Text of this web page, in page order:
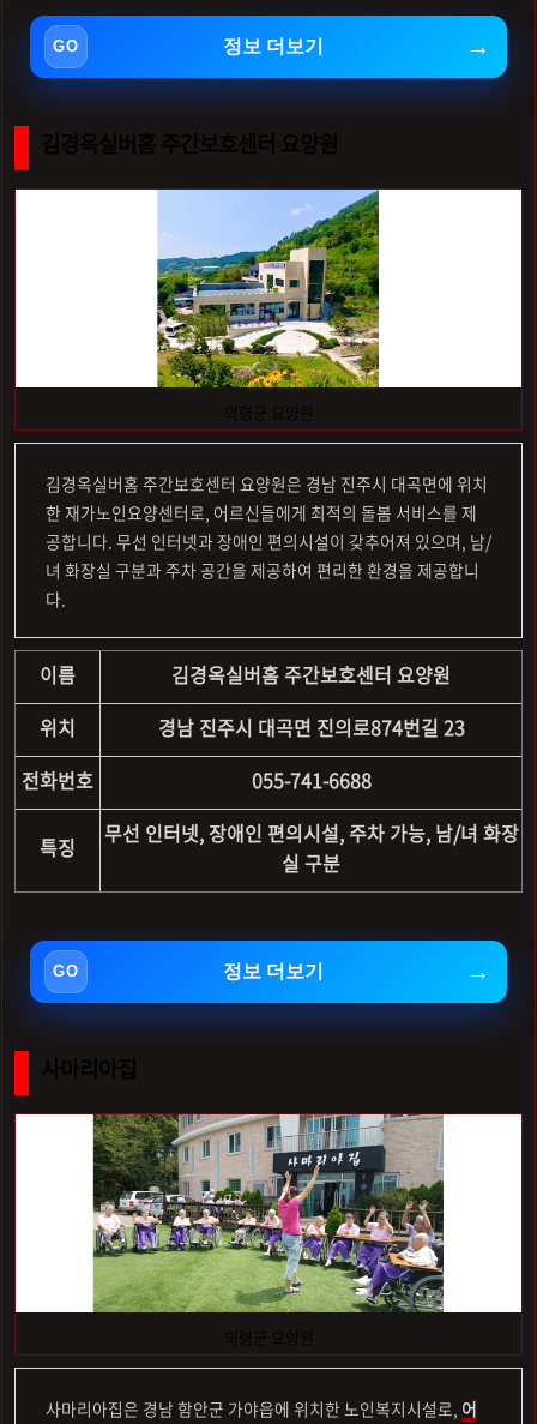
정보 더보기
김경옥실버홈 주간보호센터 요양원
의령군 요양원
김경옥실버홈 주간보호센터 요양원은 경남 진주시 대곡면에 위치
한 재가노인요양센터로, 어르신들에게 최적의 돌봄 서비스를 제
공합니다. 무선 인터넷과 장애인 편의시설이 갖추어져 있으며, 남/
녀 화장실 구분과 주차 공간을 제공하여 편리한 환경을 제공합니
다.
이름
김경옥실버홈 주간보호센터 요양원
위치
경남 진주시 대곡면 진의로874번길 23
전화번호
055-741-6688
특징
무선 인터넷, 장애인 편의시설, 주차 가능, 남/녀 화장
실 구분
정보 더보기
사마리아집
의령군 요양원
사마리아집은 경남 함안군 가야읍에 위치한 노인복지시설로, 어